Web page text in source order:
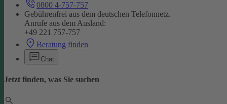
0800 4-757-757
Gebührenfrei aus dem deutschen Telefonnetz.
Anrufe aus dem Ausland:
+49 221 757-757
Beratung finden
Chat
Jetzt finden, was Sie suchen